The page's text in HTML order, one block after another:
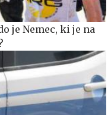
je Nemec, ki je na